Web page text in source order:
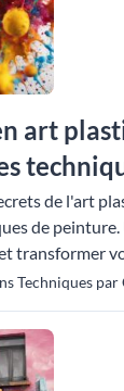
art
de l'art
de
transformer
Techniques